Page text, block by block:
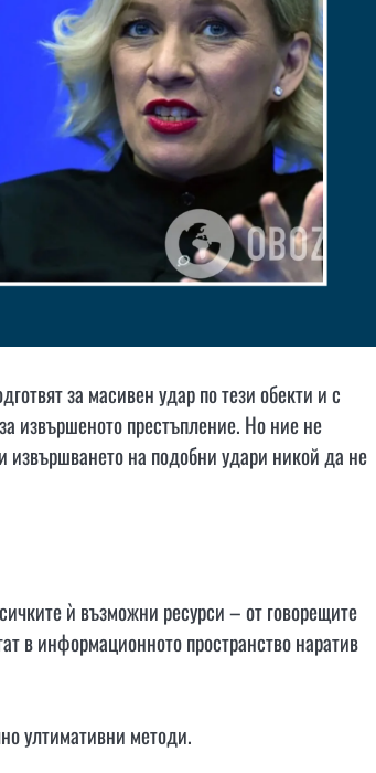
за масивен удар по тези обекти и с
извършеното престъпление. Но ние не
извършването на подобни удари никой да не
ѝ възможни ресурси – от говорещите
в информационното пространство наратив
ултимативни методи.